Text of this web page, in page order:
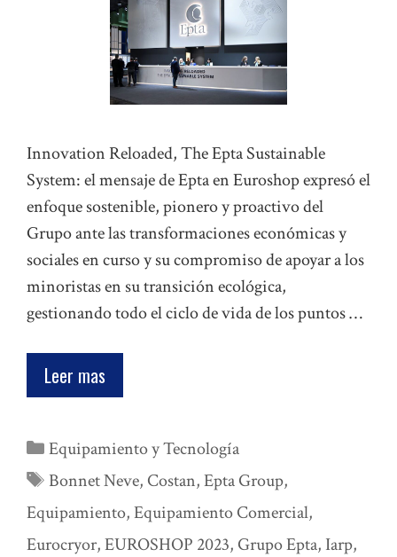
Innovation Reloaded, The Epta Sustainable
System: el mensaje de Epta en Euroshop expresó el
enfoque sostenible, pionero y proactivo del
Grupo ante las transformaciones económicas y
sociales en curso y su compromiso de apoyar a los
minoristas en su transición ecológica,
gestionando todo el ciclo de vida de los puntos …
Leer mas
Categorías
Equipamiento y Tecnología
Etiquetas
Bonnet Neve, Costan,Epta Group,
Equipamiento,Equipamiento Comercial,
Eurocryor,EUROSHOP 2023, Grupo Epta, Iarp,